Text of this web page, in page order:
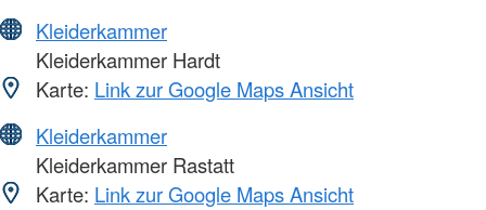
Kleiderkammer
Kleiderkammer Hardt
Karte: Link zur Google Maps Ansicht
Kleiderkammer
Kleiderkammer Rastatt
Karte: Link zur Google Maps Ansicht